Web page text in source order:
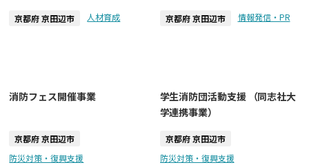
京都府 京田辺市 人材育成 京都府 京田辺市 情報発信・PR
消防フェス開催事業
京都府 京田辺市
防災対策・復興支援
学生消防団活動支援 （同志社大
学連携事業）
京都府 京田辺市
防災対策・復興支援